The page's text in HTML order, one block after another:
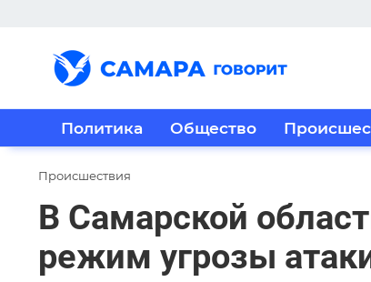
Политика Общество
Происшествия
В Самарской
режим угрозы